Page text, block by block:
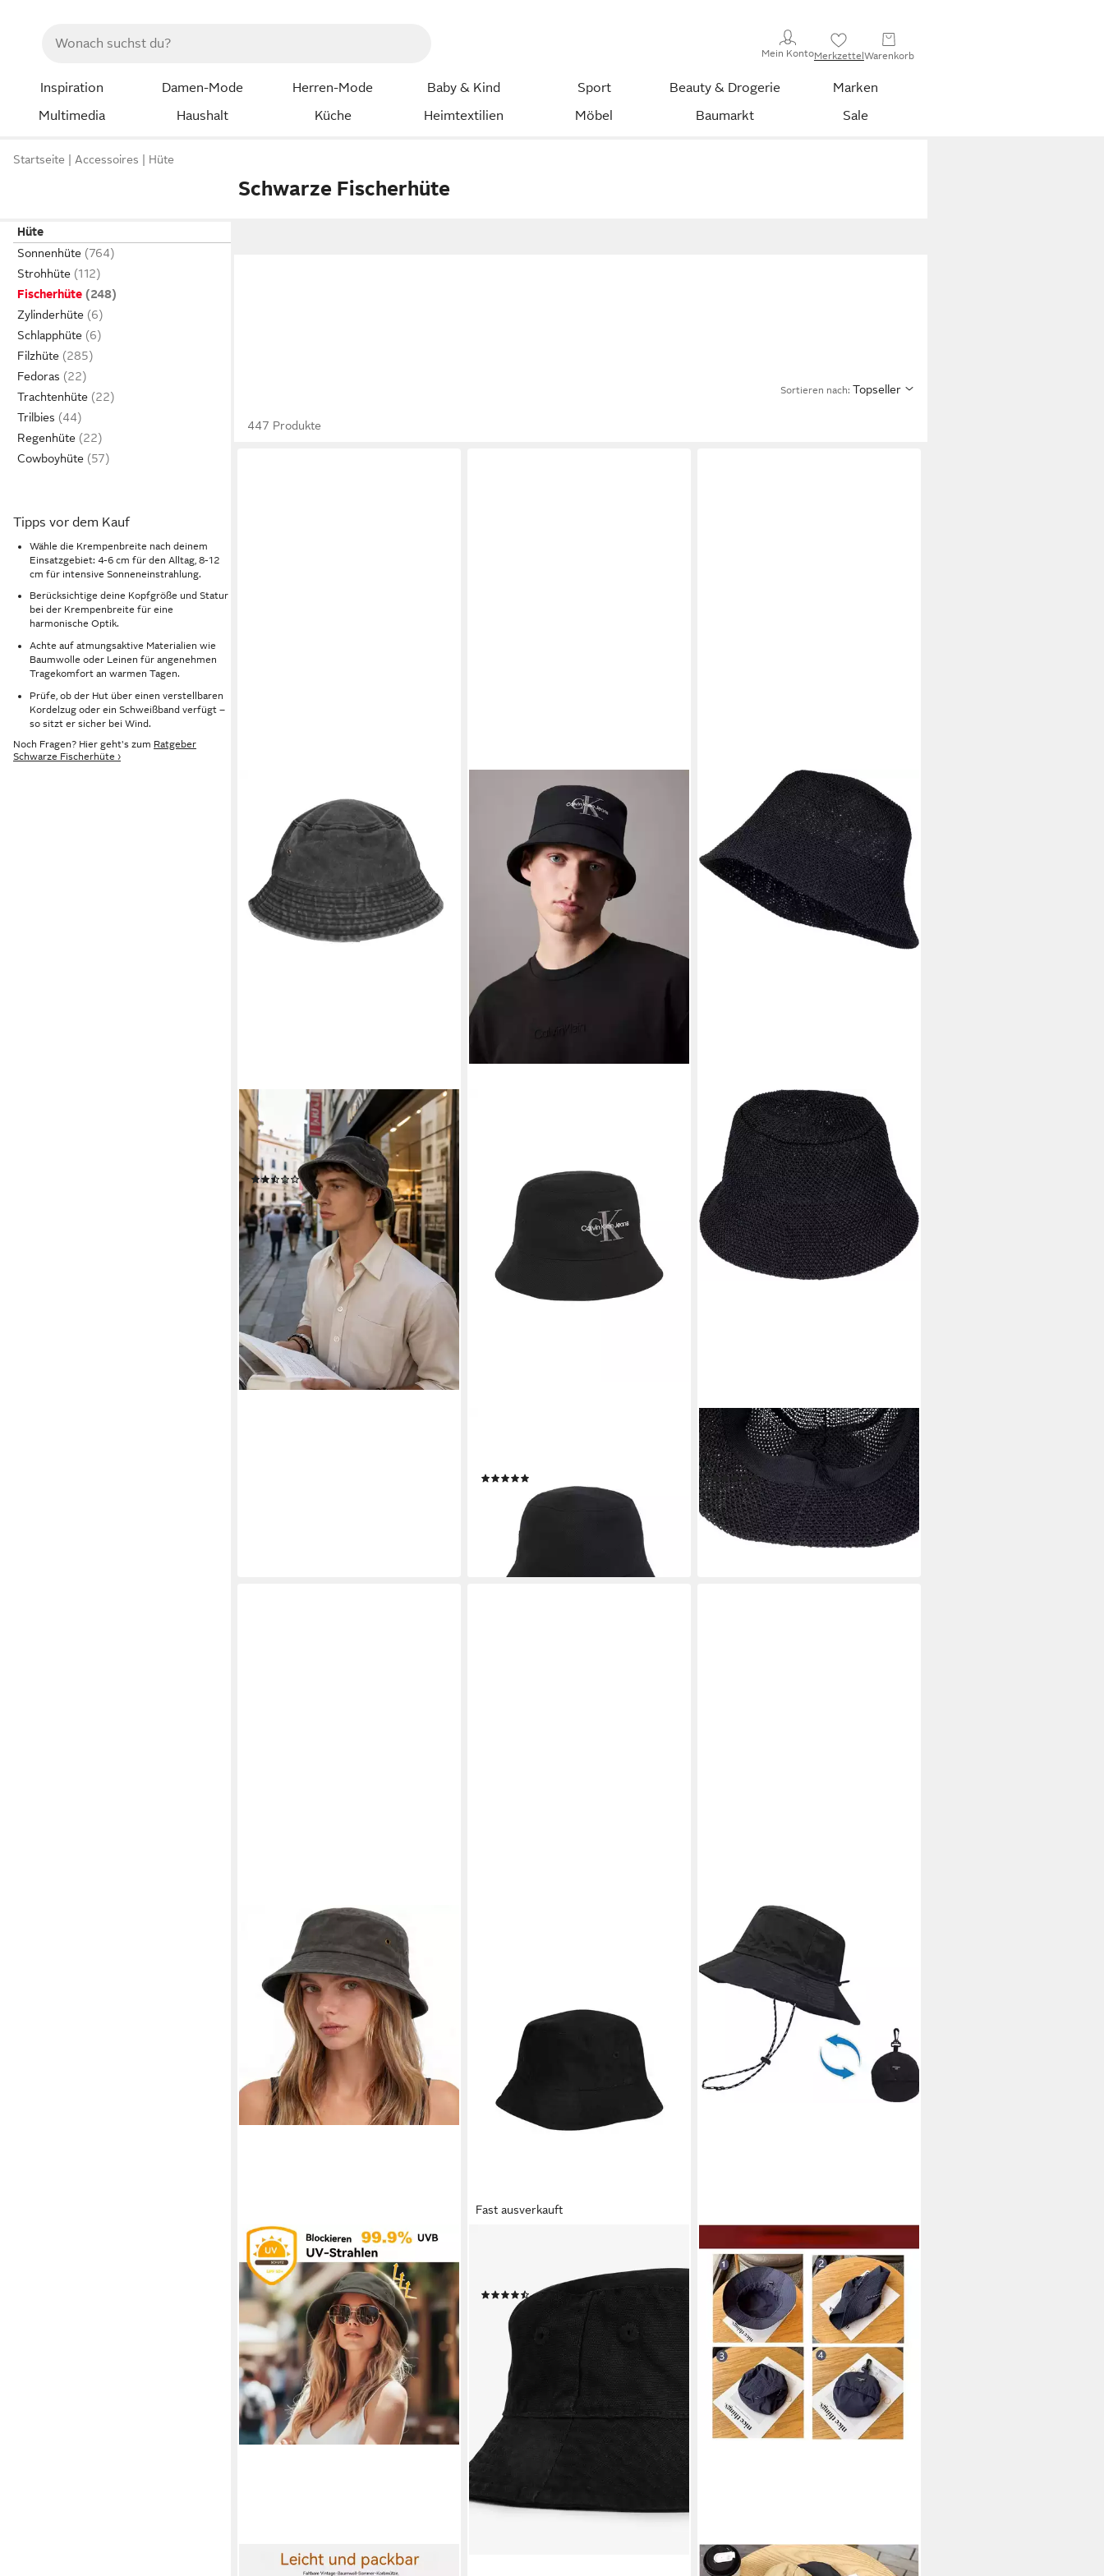
Mein KontoMerkzettelWarenkorb
Inspiration Damen-Mode Herren-Mode Baby & Kind Sport Beauty & Drogerie
Marken
Multimedia
Haushalt Küche Heimtextilien Möbel Baumarkt Sale
Startseite Accessoires Hüte
Schwarze Fischerhüte
Hüte
Sonnenhüte
Strohhüte
Fischerhüte
Zylinderhüte
Schlapphüte
Filzhüte
Fedoras
Trachtenhüte
Trilbies
Regenhüte
Cowboyhüte
Tipps vor dem Kauf
Wähle die Krempenbreite nach deinem
Einsatzgebiet: 4-6 cm für den Alltag, 8-12
cm für intensive Sonneneinstrahlung.
Berücksichtige deine Kopfgröße und Statur
bei der Krempenbreite für eine
harmonische Optik.
Achte auf atmungsaktive Materialien wie
Baumwolle oder Leinen für angenehmen
Tragekomfort an warmen Tagen.
Prüfe, ob der Hut über einen verstellbaren
Kordelzug oder ein Schweißband verfügt –
so sitzt er sicher bei Wind.
Noch Fragen? Hier geht's zum Ratgeber
Schwarze Fischerhüte ›
Sortieren nach: Topseller
447 Produkte
MIRROSI
Fischerhut Herren auch als
Sommerhut im Cowboy-Stil 100%
Baumwolle (in used Look)
(2)
16,95 € UVP26,95 €
-37%
lieferbar - in 2-3 Werktagen bei dir
UVP44,90 €
lieferbar - in 1-2 Werktagen bei dir
STYLEBREAKER
Fischerhut Fischerhut aus
Papierstroh - Knautschhut (1-St)
(17)
26,95 €
lieferbar - in 2-3 Werktagen bei dir
+12
ZAEWRY
Fast ausverkauft
(10)
ab 11,00 €
lieferbar - in 2-3 Werktagen bei dir
BLUSMART